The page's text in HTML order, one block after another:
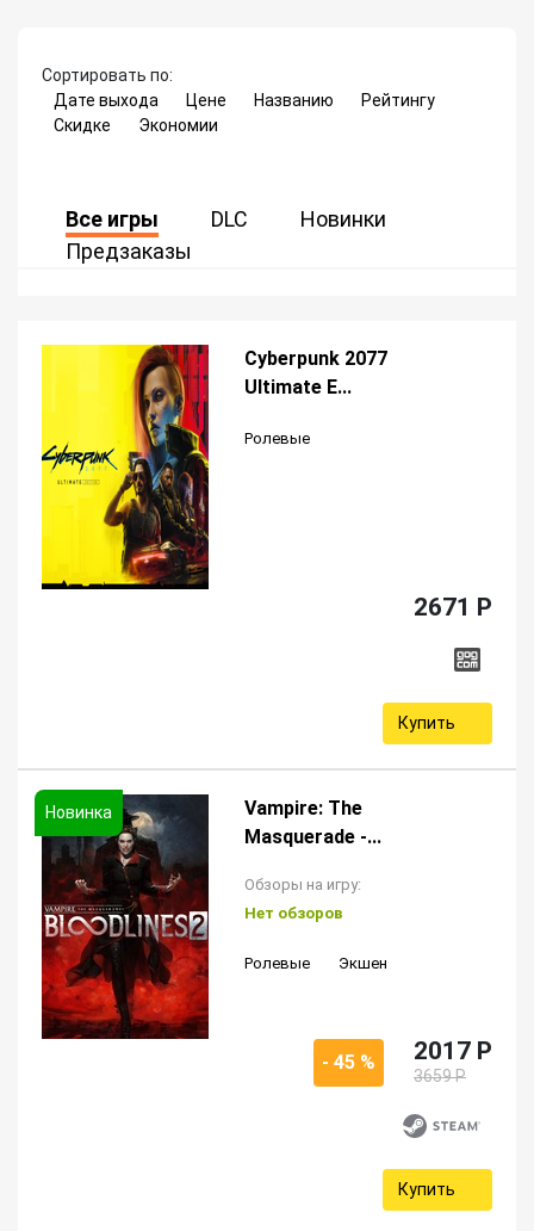
Сортировать по:
Дате выхода
Цене Названию
Рейтингу
Скидке
Экономии
Все игры DLC
Новинки
Предзаказы
Cyberpunk 2077
Ultimate E...
Ролевые
2671 P
Купить
Vampire: The
Masquerade -...
Обзоры на игру:
Нет обзоров
Ролевые Экшен
- 45 % 2017 P
3659 P
Купить